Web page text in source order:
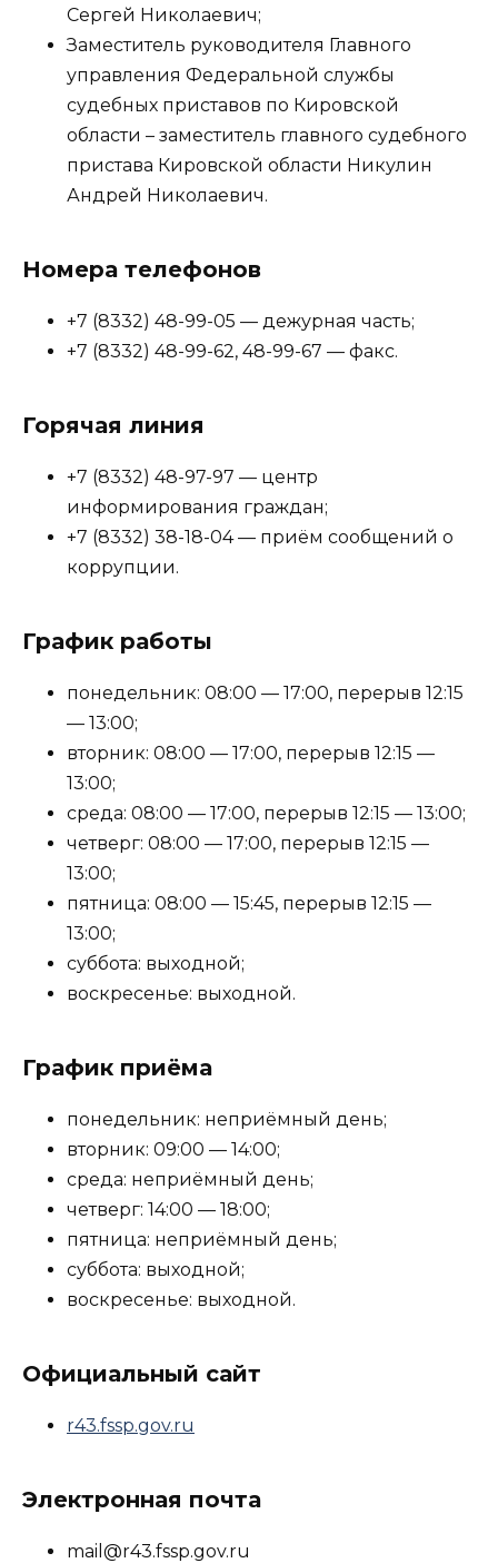
Сергей Николаевич;
Заместитель руководителя Главного
управления Федеральной службы
судебных приставов по Кировской
области – заместитель главного судебного
пристава Кировской области Никулин
Андрей Николаевич.
Номера телефонов
+7 (8332) 48-99-05 — дежурная часть;
+7 (8332) 48-99-62, 48-99-67 — факс.
Горячая линия
+7 (8332) 48-97-97 — центр
информирования граждан;
+7 (8332) 38-18-04 — приём сообщений о
коррупции.
График работы
понедельник: 08:00 — 17:00, перерыв 12:15
— 13:00;
вторник: 08:00 — 17:00, перерыв 12:15 —
13:00;
среда: 08:00 — 17:00, перерыв 12:15 — 13:00;
четверг: 08:00 — 17:00, перерыв 12:15 —
13:00;
пятница: 08:00 — 15:45, перерыв 12:15 —
13:00;
суббота: выходной;
воскресенье: выходной.
График приёма
понедельник: неприёмный день;
вторник: 09:00 — 14:00;
среда: неприёмный день;
четверг: 14:00 — 18:00;
пятница: неприёмный день;
суббота: выходной;
воскресенье: выходной.
Официальный сайт
r43.fssp.gov.ru
Электронная почта
mail@r43.fssp.gov.ru